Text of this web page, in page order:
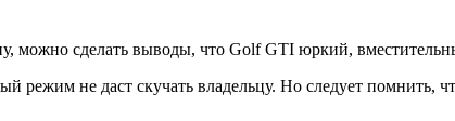
можно сделать выводы, что Golf GTI юркий,
режим не даст скучать владельцу. Но следует помнить,